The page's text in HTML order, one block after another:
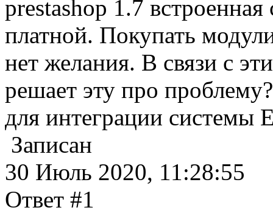
prestashop 1.7
платной. Покупать
нет желания. В связи с
решает эту про
для интеграции системы
Записан
30 Июль 2020, 11:28:55
Ответ #1